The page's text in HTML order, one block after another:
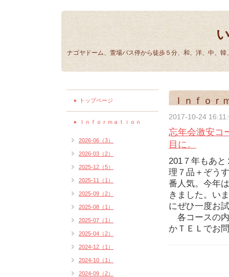
ナゴヤドーム、萱場バス停から徒歩５分、和、洋、中、
Ｉｎｆｏｒ
2017-10-24
忘年会激安コ
目に。
201７年もあ
理７品＋ぞう
番人気。今年
きました。い
にぜひ一度お
各コースの
かＴＥＬでお
トップページ
Ｉｎｆｏｒｍａｔｉｏｎ
2026-06（3）
2026-03（2）
2025-12（5）
2025-11（1）
2025-09（2）
2025-08（1）
2025-07（1）
2025-04（2）
2024-12（1）
2024-10（1）
2024-09（2）